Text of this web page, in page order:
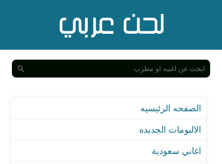
الالبومات الجديده
اغاني سعودية